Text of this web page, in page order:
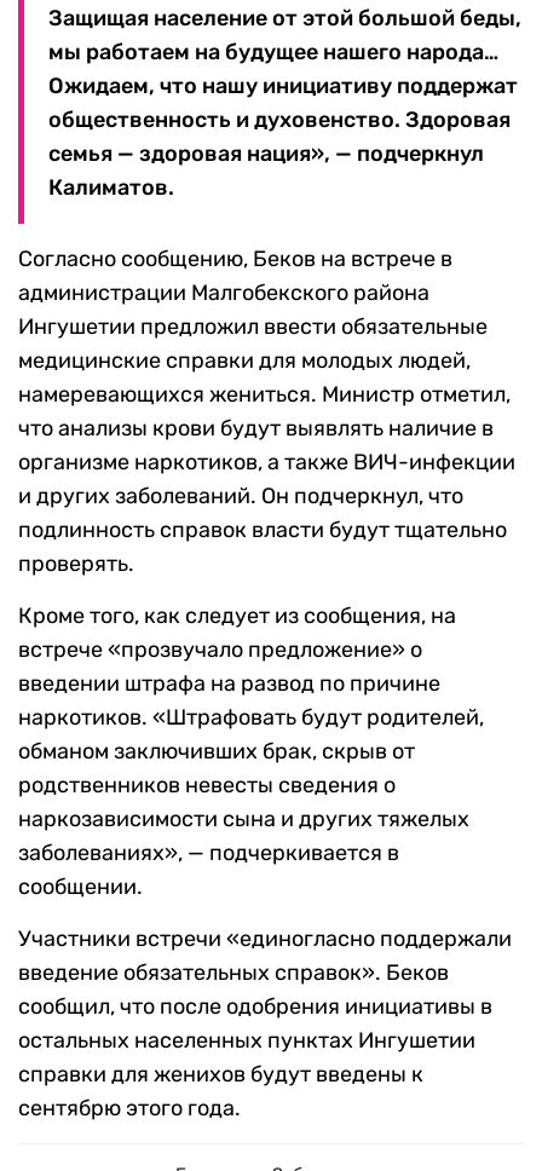
Защищая население от этой большой беды,
мы работаем на будущее нашего народа…
Ожидаем, что нашу инициативу поддержат
общественность и духовенство. Здоровая
семья — здоровая нация», — подчеркнул
Калиматов.
Согласно сообщению, Беков на встрече в
администрации Малгобекского района
Ингушетии предложил ввести обязательные
медицинские справки для молодых людей,
намеревающихся жениться. Министр отметил,
что анализы крови будут выявлять наличие в
организме наркотиков, а также ВИЧ-инфекции
и других заболеваний. Он подчеркнул, что
подлинность справок власти будут тщательно
проверять.
Кроме того, как следует из сообщения, на
встрече «прозвучало предложение» о
введении штрафа на развод по причине
наркотиков. «Штрафовать будут родителей,
обманом заключивших брак, скрыв от
родственников невесты сведения о
наркозависимости сына и других тяжелых
заболеваниях», — подчеркивается в
сообщении.
Участники встречи «единогласно поддержали
введение обязательных справок». Беков
сообщил, что после одобрения инициативы в
остальных населенных пунктах Ингушетии
справки для женихов будут введены к
сентябрю этого года.